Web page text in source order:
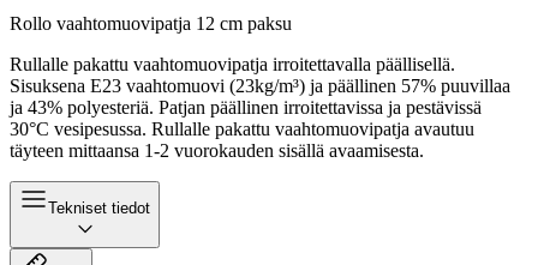
Rollo vaahtomuovipatja 12 cm paksu
Rullalle pakattu vaahtomuovipatja irroitettavalla päällisellä.
Sisuksena E23 vaahtomuovi (23kg/m³) ja päällinen 57% puuvillaa
ja 43% polyesteriä. Patjan päällinen irroitettavissa ja pestävissä
30°C vesipesussa. Rullalle pakattu vaahtomuovipatja avautuu
täyteen mittaansa 1-2 vuorokauden sisällä avaamisesta.
Tekniset tiedot